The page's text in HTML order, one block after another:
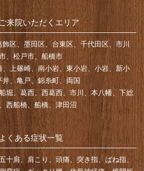
来院いただくエリア
区、墨田区、台東区、千代田区、市川
、松戸市、船橋市
、上篠崎、南小岩、東小岩、小岩、新小
井、亀戸、錦糸町、両国
堀、葛西、西葛西、市川、本八幡、下総
西船橋、船橋、津田沼
よくある症状一覧
十肩、肩こり、頭痛、突き指、ばね指、